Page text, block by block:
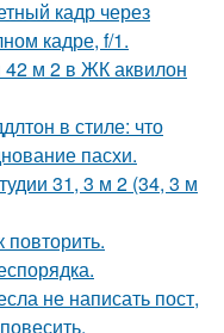
кадр через
кадре, f/1.
42 м 2 в ЖК аквилон
в стиле: что
пасхи.
31, 3 м 2 (34, 3 м
повторить.
не написать пост,